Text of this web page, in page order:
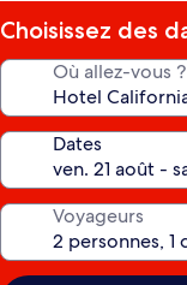
Choisissez des
Où allez-vous ?
Dates
Voyageurs